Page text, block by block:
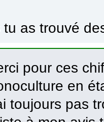
tu as trouvé
pour ces
en
toujours pas